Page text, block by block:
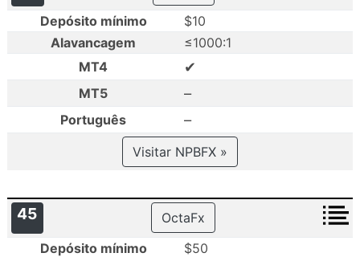
Depósito mínimo
$10
Alavancagem
≤1000:1
MT4
✔
MT5 –
Português –
Visitar NPBFX »
45
OctaFx
Depósito mínimo
$50